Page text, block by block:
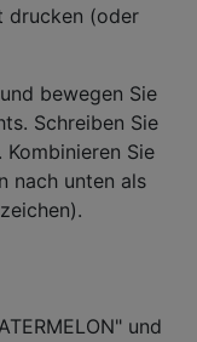
drucken (oder
bewegen Sie
Schreiben Sie
. Kombinieren Sie
nach unten als
und